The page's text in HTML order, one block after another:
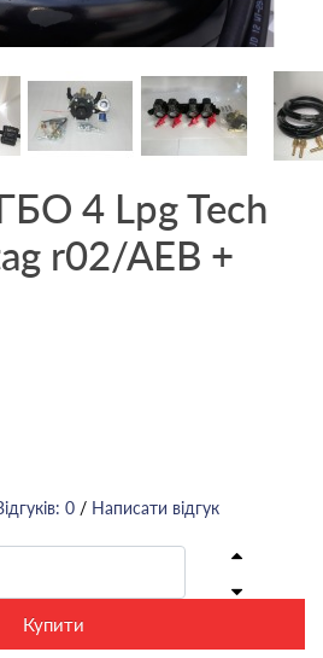
4 Lpg Tech
r02/AEB +
0 / Написати відгук
Купити